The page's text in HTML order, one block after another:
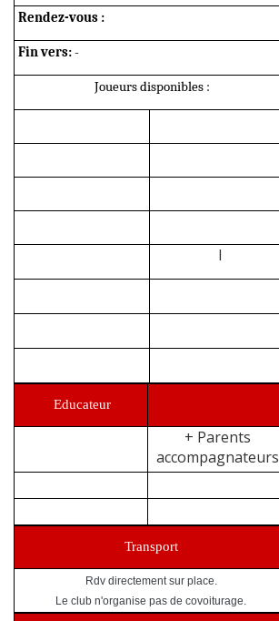
Rendez-vous :
Fin vers:-
Joueurs disponibles :
l
Educateur
+ Parents
accompagnateurs
Transport
Rdv directement sur place.
Le club n'organise pas de covoiturage.